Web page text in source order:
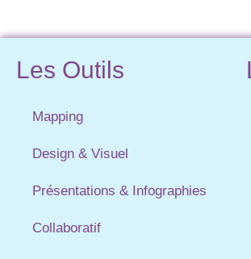
Les Outils
Mapping
Design & Visuel
Présentations & Infographies
Collaboratif